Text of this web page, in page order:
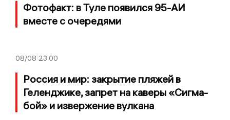
Фотофакт: в Туле появился 95-АИ
вместе с очередями
08/08 23:00
Россия и мир: закрытие пляжей в
Геленджике, запрет на каверы «Сигма-
бой» и извержение вулкана